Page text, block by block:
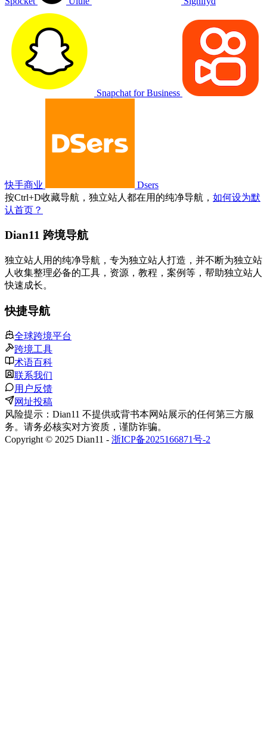
Snapchat for Business
快手商业
Dsers
按Ctrl+D收藏导航，独立站人都在用的纯净导航， 如何设为默
认首页？
Dian11 跨境导航
独立站人用的纯净导航，专为独立站人打造，并不断为独立站
人收集整理必备的工具，资源，教程，案例等，帮助独立站人
快速成长。
快捷导航
全球跨境平台
跨境工具
术语百科
联系我们
用户反馈
网址投稿
风险提示：Dian11 不提供或背书本网站展示的任何第三方服
务。请务必核实对方资质，谨防诈骗。
Copyright © 2025 Dian11 - 浙ICP备2025166871号-2